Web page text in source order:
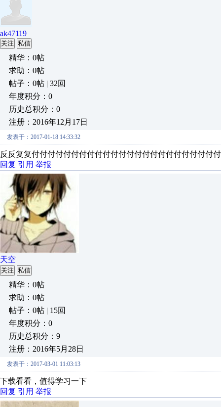
ak47119
关注 私信
精华：0帖
求助：0帖
帖子：0帖 | 32回
年度积分：0
历史总积分：0
注册：2016年12月17日
发表于：2017-01-18 14:33:32
反反复复付付付付付付付付付付付付付付付付付付付付付付付
回复 引用 举报
天空
关注 私信
精华：0帖
求助：0帖
帖子：0帖 | 15回
年度积分：0
历史总积分：9
注册：2016年5月28日
发表于：2017-03-01 11:03:13
下载看看，值得学习一下
回复 引用 举报